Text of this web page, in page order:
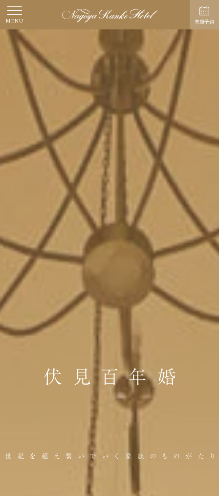
MENU 来館予約